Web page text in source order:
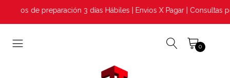
de preparación 3 días Hábiles | Envios X Pagar | Consultas
0